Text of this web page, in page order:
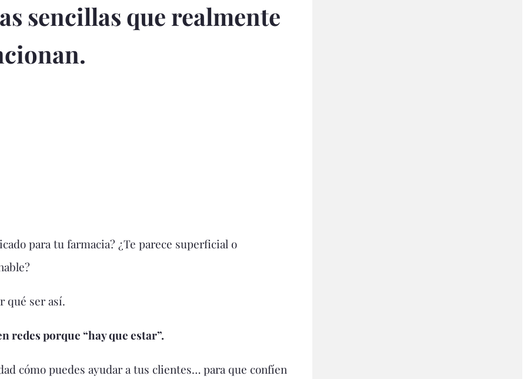
sencillas que realmente
para tu farmacia? ¿Te parece superficial o
qué ser así.
redes porque “hay que estar”.
cómo puedes ayudar a tus clientes… para que confíen